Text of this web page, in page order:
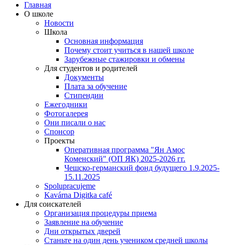
Главная
О школе
Новости
Школа
Основная информация
Почему стоит учиться в нашей школе
Зарубежные стажировки и обмены
Для студентов и родителей
Документы
Плата за обучение
Стипендии
Ежегодники
Фотогалерея
Они писали о нас
Спонсор
Проекты
Оперативная программа "Ян Амос
Коменский" (ОП ЯК) 2025-2026 гг.
Чешско-германский фонд будущего 1.9.2025-
15.11.2025
Spolupracujeme
Kavárna Digitka café
Для соискателей
Организация процедуры приема
Заявление на обучение
Дни открытых дверей
Станьте на один день учеником средней школы